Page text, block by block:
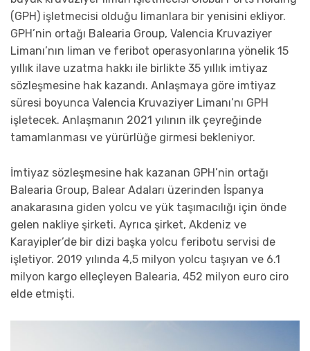
(GPH) işletmecisi olduğu limanlara bir yenisini ekliyor.
GPH’nin ortağı Balearia Group, Valencia Kruvaziyer
Limanı’nın liman ve feribot operasyonlarına yönelik 15
yıllık ilave uzatma hakkı ile birlikte 35 yıllık imtiyaz
sözleşmesine hak kazandı. Anlaşmaya göre imtiyaz
süresi boyunca Valencia Kruvaziyer Limanı’nı GPH
işletecek. Anlaşmanın 2021 yılının ilk çeyreğinde
tamamlanması ve yürürlüğe girmesi bekleniyor.
İmtiyaz sözleşmesine hak kazanan GPH’nin ortağı
Balearia Group, Balear Adaları üzerinden İspanya
anakarasına giden yolcu ve yük taşımacılığı için önde
gelen nakliye şirketi. Ayrıca şirket, Akdeniz ve
Karayipler’de bir dizi başka yolcu feribotu servisi de
işletiyor. 2019 yılında 4,5 milyon yolcu taşıyan ve 6.1
milyon kargo elleçleyen Balearia, 452 milyon euro ciro
elde etmişti.